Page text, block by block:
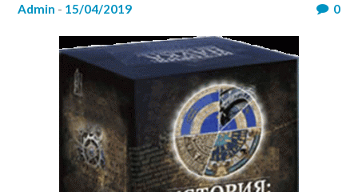
admin - 15/04/2019 0